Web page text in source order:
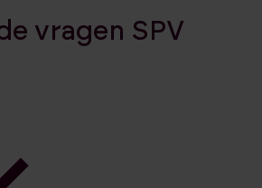
vragen SPV